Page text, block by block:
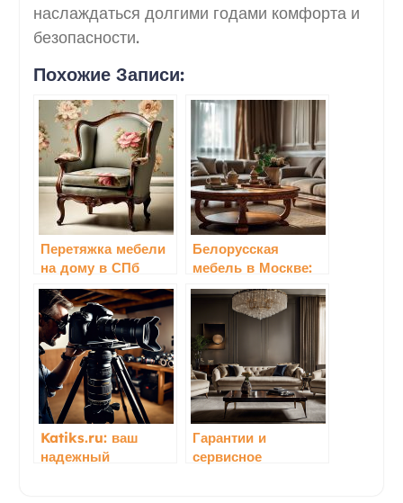
наслаждаться долгими годами комфорта и
безопасности.
Похожие Записи:
Перетяжка мебели
на дому в СПб
Белорусская
мебель в Москве:
купить мебель
белорусского
производства от
компании
Гомельдрев
Katiks.ru: ваш
надежный
Гарантии и
сервисное